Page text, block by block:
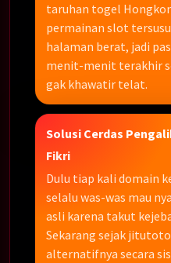
taruhan togel
permainan slot
halaman berat, jadi
menit-menit terakhir
gak khawatir telat.
Solusi Cerdas
Fikri
Dulu tiap kali domain
selalu was-was mau
asli karena takut
Sekarang sejak
alternatifnya secara